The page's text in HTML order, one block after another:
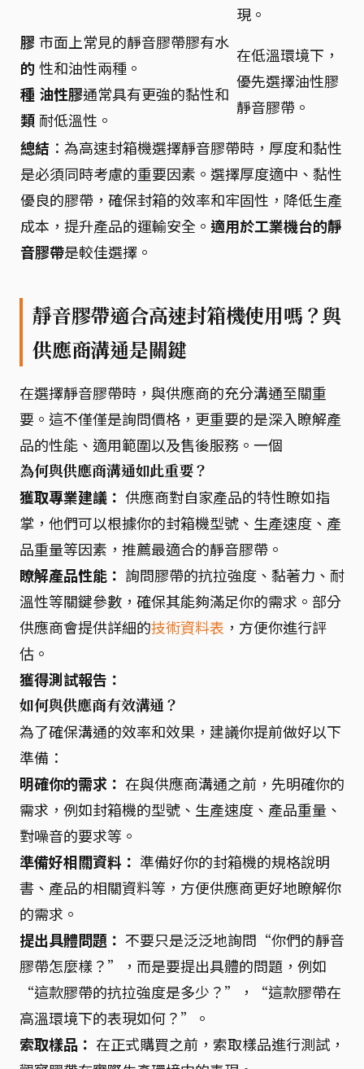
現。
膠
的
種
類
市面上常見的靜音膠帶膠有水
性和油性兩種。
油性膠通常具有更強的黏性和
耐低溫性。
在低溫環境下，
優先選擇油性膠
靜音膠帶。
總結 ：為高速封箱機選擇靜音膠帶時，厚度和黏性
是必須同時考慮的重要因素。選擇厚度適中、黏性
優良的膠帶，確保封箱的效率和牢固性，降低生產
成本，提升產品的運輸安全。 適用於工業機台的靜
音膠帶是較佳選擇。
靜音膠帶適合高速封箱機使用嗎？與
供應商溝通是關鍵
在選擇靜音膠帶時，與供應商的充分溝通至關重
要。這不僅僅是詢問價格，更重要的是深入瞭解產
品的性能、適用範圍以及售後服務。一個
為何與供應商溝通如此重要？
獲取專業建議： 供應商對自家產品的特性瞭如指
掌，他們可以根據你的封箱機型號、生產速度、產
品重量等因素，推薦最適合的靜音膠帶。
瞭解產品性能： 詢問膠帶的抗拉強度、黏著力、耐
溫性等關鍵參數，確保其能夠滿足你的需求。部分
供應商會提供詳細的技術資料表 ，方便你進行評
估。
獲得測試報告：
如何與供應商有效溝通？
為了確保溝通的效率和效果，建議你提前做好以下
準備：
明確你的需求： 在與供應商溝通之前，先明確你的
需求，例如封箱機的型號、生產速度、產品重量、
對噪音的要求等。
準備好相關資料： 準備好你的封箱機的規格說明
書、產品的相關資料等，方便供應商更好地瞭解你
的需求。
提出具體問題： 不要只是泛泛地詢問“你們的靜音
膠帶怎麼樣？”，而是要提出具體的問題，例如
“這款膠帶的抗拉強度是多少？”，“這款膠帶在
高溫環境下的表現如何？”。
索取樣品： 在正式購買之前，索取樣品進行測試，